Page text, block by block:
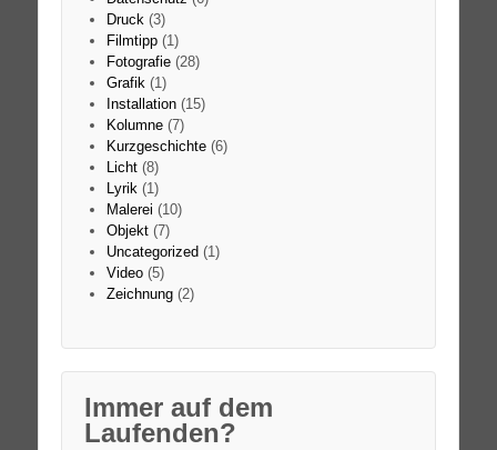
Druck (3)
Filmtipp(1)
Fotografie(28)
Grafik (1)
Installation(15)
Kolumne(7)
Kurzgeschichte(6)
Licht(8)
Lyrik (1)
Malerei (10)
Objekt(7)
Uncategorized(1)
Video(5)
Zeichnung(2)
Immer auf dem
Laufenden?